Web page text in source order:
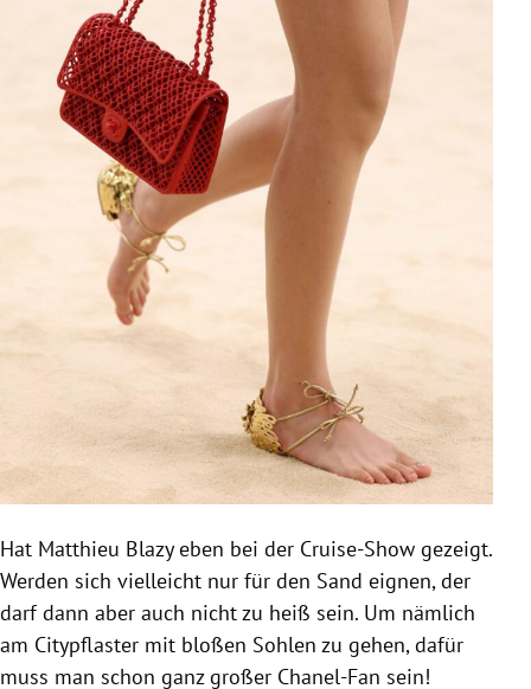
Hat Matthieu Blazy eben bei der Cruise-Show gezeigt.
Werden sich vielleicht nur für den Sand eignen, der
darf dann aber auch nicht zu heiß sein. Um nämlich
am Citypflaster mit bloßen Sohlen zu gehen, dafür
muss man schon ganz großer Chanel-Fan sein!